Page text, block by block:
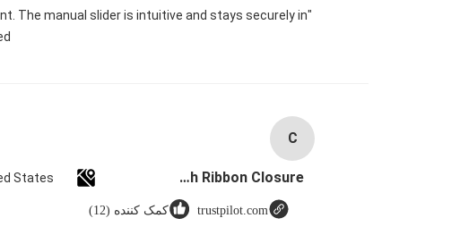
The manual slider is intuitive and stays securely in
C
Custom Logo Paper Cardboard Packing Folding White / Black / Rose Gold Luxury Magnetic Gift Box with Ribbon Closure
States
trustpilot.com کمک کننده (12)